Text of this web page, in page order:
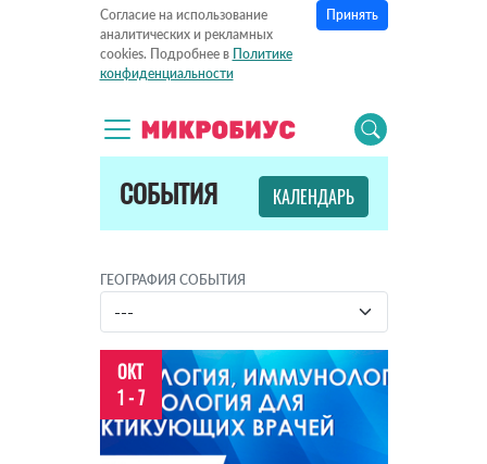
Согласие на использование
аналитических и рекламных
cookies. Подробнее в Политике
конфиденциальности
Принять
СОБЫТИЯ КАЛЕНДАРЬ
ГЕОГРАФИЯ СОБЫТИЯ
ОКТ
1 - 7